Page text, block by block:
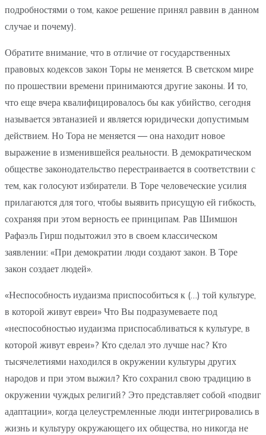
подробностями о том, какое решение принял раввин в данном
случае и почему).
Обратите внимание, что в отличие от государственных
правовых кодексов закон Торы не меняется. В светском мире
по прошествии времени принимаются другие законы. И то,
что еще вчера квалифицировалось бы как убийство, сегодня
называется эвтаназией и является юридически допустимым
действием. Но Тора не меняется — она находит новое
выражение в изменившейся реальности. В демократическом
обществе законодательство перестраивается в соответствии с
тем, как голосуют избиратели. В Торе человеческие усилия
прилагаются для того, чтобы выявить присущую ей гибкость,
сохраняя при этом верность ее принципам. Рав Шимшон
Рафаэль Гирш подытожил это в своем классическом
заявлении: «При демократии люди создают закон. В Торе
закон создает людей».
«Неспособность иудаизма приспособиться к (…) той культуре,
в которой живут евреи» Что Вы подразумеваете под
«неспособностью иудаизма приспосабливаться к культуре, в
которой живут евреи»? Кто сделал это лучше нас? Кто
тысячелетиями находился в окружении культуры других
народов и при этом выжил? Кто сохранил свою традицию в
окружении чуждых религий? Это представляет собой «подвиг
адаптации», когда целеустремленные люди интегрировались в
жизнь и культуру окружающего их общества, но никогда не